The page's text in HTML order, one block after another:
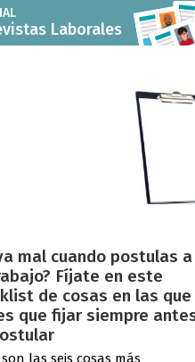
Laborales
mal cuando postulas a
Fíjate en este
de cosas en las
que fijar siempre
las seis cosas más